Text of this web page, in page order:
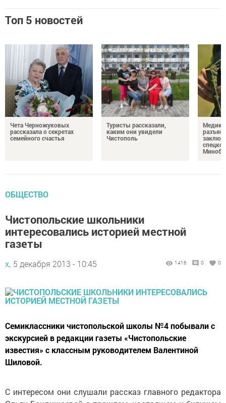
Топ 5 новостей
Чета Черножуковых
рассказала о секретах
семейного счастья
Туристы рассказали,
каким они увидели
Чистополь
ОБЩЕСТВО
Чистопольские школьники
интересовались историей местной
газеты
х, 5 декабря 2013 - 10:45 1416 0 0
Семиклассники чистопольской школы №4 побывали с
экскурсией в редакции газеты «Чистопольские
известия» с классным руководителем Валентиной
Шиловой.
С интересом они слушали рассказ главного редактора